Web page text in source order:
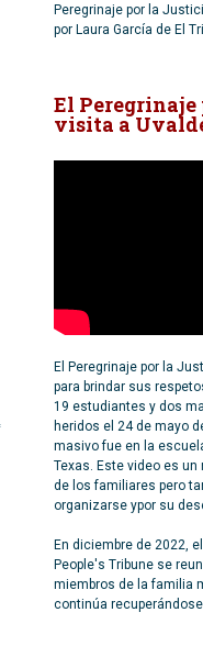
Peregrinaje por la
por Laura García de El
El
visita a
El Peregrinaje por la
para brindar sus
19 estudiantes y dos
heridos el 24 de mayo
masivo fue en la
Texas. Este video es
de los familiares pero
organizarse ypor su
En diciembre de 2022,
People's Tribune se
miembros de la familia
continúa